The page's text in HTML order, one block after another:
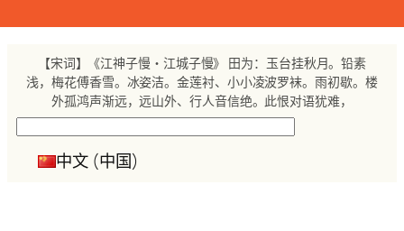
【宋词】《江神子慢・江城子慢》 田为：玉台挂秋月。铅素
浅，梅花傅香雪。冰姿洁。金莲衬、小小凌波罗袜。雨初歇。楼
外孤鸿声渐远，远山外、行人音信绝。此恨对语犹难，
中文 (中国)